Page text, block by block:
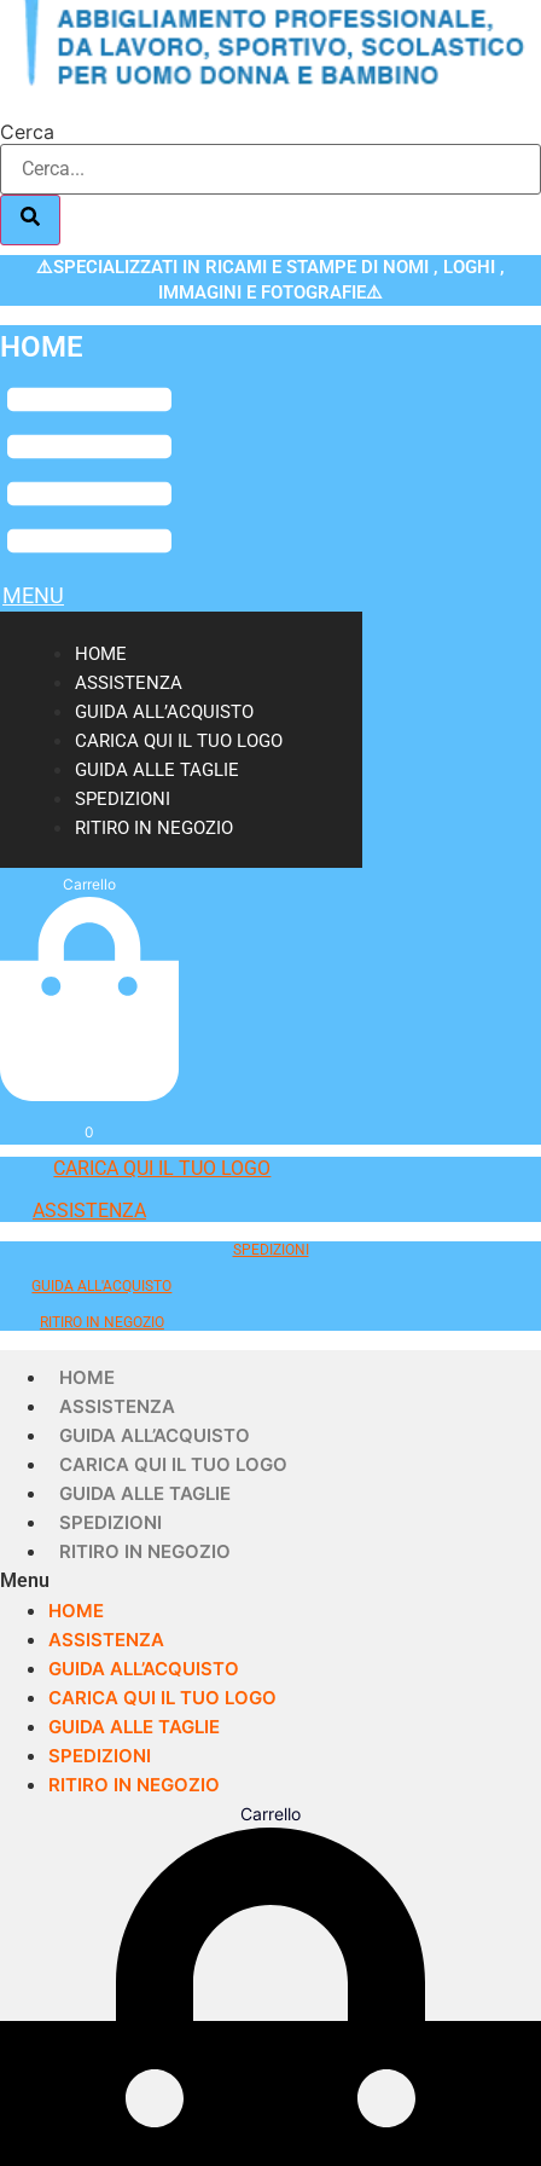
Cerca
⚠️SPECIALIZZATI IN RICAMI E STAMPE DI NOMI , LOGHI ,
IMMAGINI E FOTOGRAFIE⚠️
HOME
Flyout
Menu
MENU
HOME
ASSISTENZA
GUIDA ALL’ACQUISTO
CARICA QUI IL TUO LOGO
GUIDA ALLE TAGLIE
SPEDIZIONI
RITIRO IN NEGOZIO
Carrello
0
CARICA QUI IL TUO LOGO
ASSISTENZA
SPEDIZIONI
GUIDA ALL'ACQUISTO
RITIRO IN NEGOZIO
HOME
ASSISTENZA
GUIDA ALL’ACQUISTO
CARICA QUI IL TUO LOGO
GUIDA ALLE TAGLIE
SPEDIZIONI
RITIRO IN NEGOZIO
Menu
HOME
ASSISTENZA
GUIDA ALL’ACQUISTO
CARICA QUI IL TUO LOGO
GUIDA ALLE TAGLIE
SPEDIZIONI
RITIRO IN NEGOZIO
Carrello